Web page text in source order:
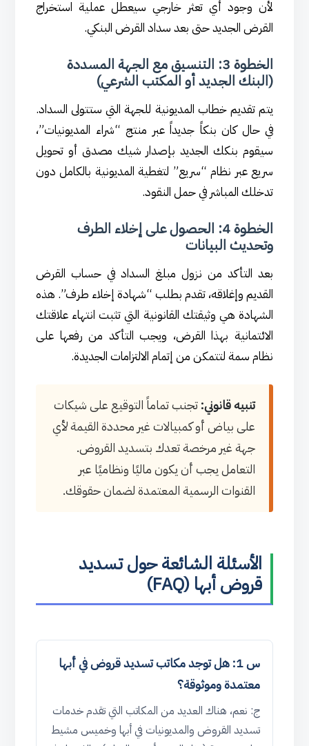
لأن وجود أي تعثر خارجي سيعطل عملية استخراج
القرض الجديد حتى بعد سداد القرض البنكي.
الخطوة 3: التنسيق مع الجهة المسددة
(البنك الجديد أو المكتب الشرعي)
يتم تقديم خطاب المديونية للجهة التي ستتولى السداد.
في حال كان بنكاً جديداً عبر منتج “شراء المديونيات”،
سيقوم بنكك الجديد بإصدار شيك مصدق أو تحويل
سريع عبر نظام “سريع” لتغطية المديونية بالكامل دون
تدخلك المباشر في حمل النقود.
الخطوة 4: الحصول على إخلاء الطرف
وتحديث البيانات
بعد التأكد من نزول مبلغ السداد في حساب القرض
القديم وإغلاقه، تقدم بطلب “شهادة إخلاء طرف”. هذه
الشهادة هي وثيقتك القانونية التي تثبت انتهاء علاقتك
الائتمانية بهذا القرض، ويجب التأكد من رفعها على
نظام سمة لتتمكن من إتمام الالتزامات الجديدة.
تنبيه قانوني:تجنب تماماً التوقيع على شيكات
على بياض أو كمبيالات غير محددة القيمة لأي
جهة غير مرخصة تعدك بتسديد القروض.
التعامل يجب أن يكون ماليًا ونظاميًا عبر
القنوات الرسمية المعتمدة لضمان حقوقك.
الأسئلة الشائعة حول تسديد
قروض أبها (FAQ)
س 1: هل توجد مكاتب تسديد قروض في أبها
معتمدة وموثوقة؟
ج: نعم، هناك العديد من المكاتب التي تقدم خدمات
تسديد القروض والمديونيات في أبها وخميس مشيط